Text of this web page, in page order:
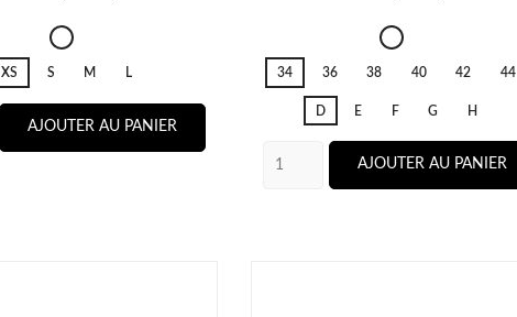
Emly
XS S M L
AJOUTER AU PANIER
Varadeo
34 36 38 40 42 44
D E F G H
AJOUTER AU PANIER